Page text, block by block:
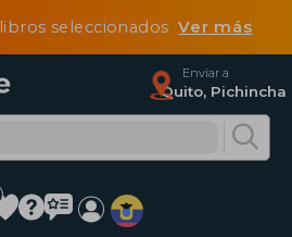
seleccionadosVer más
Enviar a
Quito, Pichincha